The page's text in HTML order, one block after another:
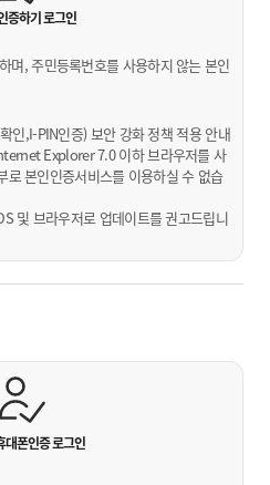
증하기로그인
며, 주민등록번호를 사용하지 않는 본인
인,I-PIN인증) 보안 강화 정책 적용 안내
Explorer 7.0 이하 브라우저를 사
로 본인인증서비스를 이용하실 수 없습
및 브라우저로 업데이트를 권고드립니
대폰인증로그인